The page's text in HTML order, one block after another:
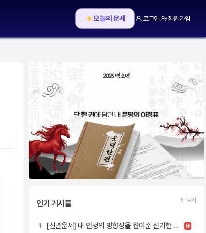
✦오늘의 운세 로그인 회원가입
인기 게시물 더 보기
1 [신년운세] 내 인생의 방향성을 잡아준 신기한 경험